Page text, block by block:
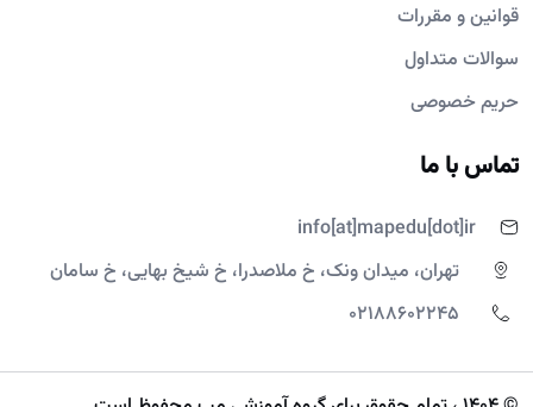
قوانین و مقررات
سوالات متداول
حریم خصوصی
تماس با ما
info[at]mapedu[dot]ir
تهران، میدان ونک، خ ملاصدرا، خ شیخ بهایی، خ سامان
02188602245